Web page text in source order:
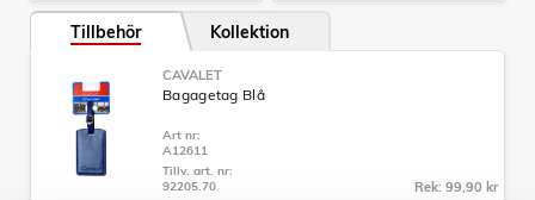
Insidan är helfodrad och utrustad med praktisk avdelare och
nätficka som hjälper dig att hålla packningen organiserad.
Medium- och large-storlekarna är dessutom expanderbara
och ger extra packutrymme när behovet uppstår.
Specifikationer:
- Set med 3 resväskor: kabin, medium och large
- Fyra dubbelhjul för smidig manövrering
- Stabilt teleskophandtag
Tillbehör Kollektion
CAVALET
Bagagetag Blå
Art nr:
A12611
Tillv. art. nr:
92205.70
Rek: 99,90 kr